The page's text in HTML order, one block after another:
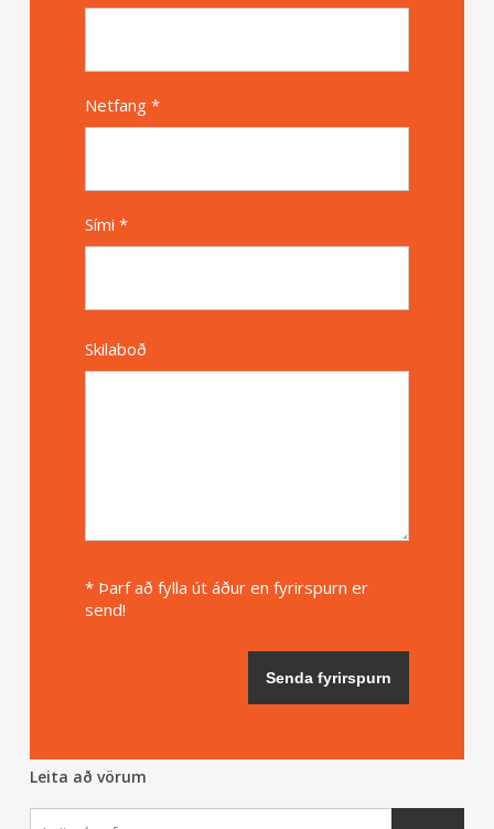
Netfang *
Sími *
Skilaboð
* Þarf að fylla út áður en fyrirspurn er
send!
Leita að vörum